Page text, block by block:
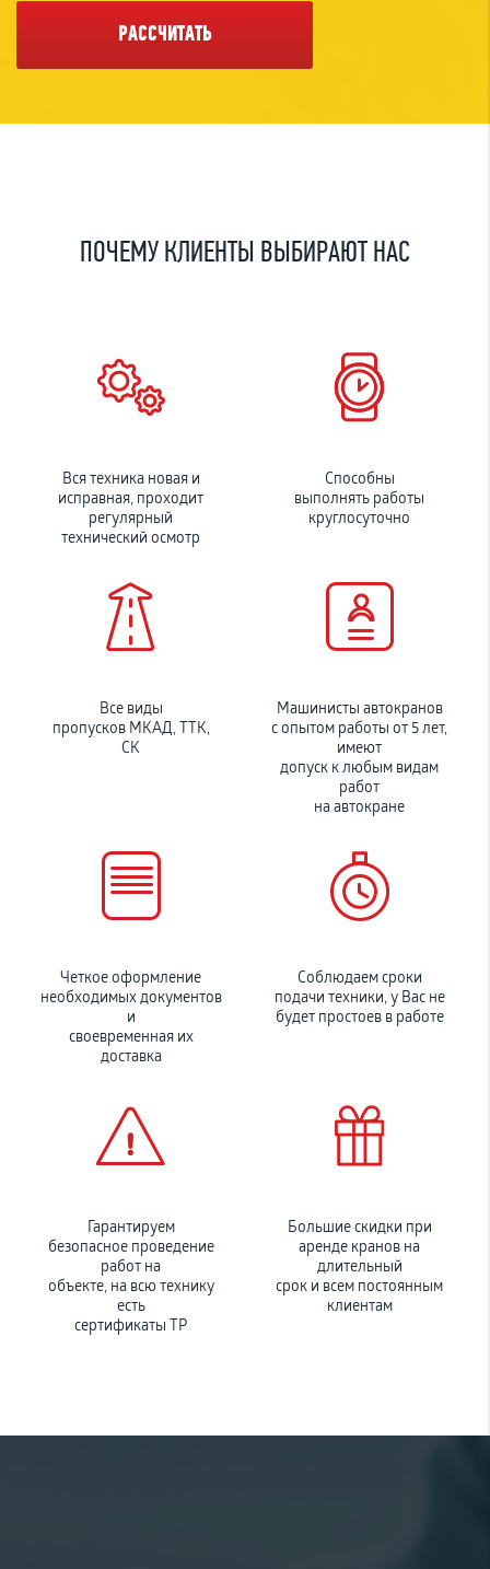
РАССЧИТАТЬ
ПОЧЕМУ КЛИЕНТЫ ВЫБИРАЮТ НАС
Вся техника новая и
исправная, проходит
регулярный
технический осмотр
Способны
выполнять работы
круглосуточно
Все виды
пропусков МКАД, ТТК,
СК
Машинисты автокранов
с опытом работы от 5 лет,
имеют
допуск к любым видам
работ
на автокране
Четкое оформление
необходимых документов
и
своевременная их
доставка
Соблюдаем сроки
подачи техники, у Вас не
будет простоев в работе
Гарантируем
безопасное проведение
работ на
объекте, на всю технику
есть
сертификаты ТР
Большие скидки при
аренде кранов на
длительный
срок и всем постоянным
клиентам